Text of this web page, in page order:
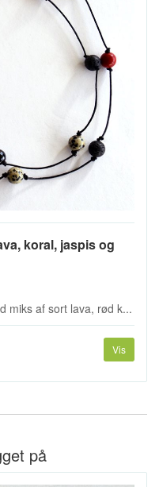
koral, jaspis og
miks af sort lava, rød k...
Vis
på